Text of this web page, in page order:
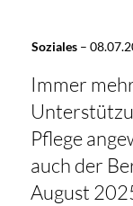
Soziales–
Immer
Pflege
auch der
August